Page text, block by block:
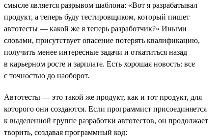
смысле является разрывом шаблона: «Вот я разрабатывал
продукт, а теперь буду тестировщиком, который пишет
автотесты — какой же я теперь разработчик?» Иными
словами, присутствует опасение потерять квалификацию,
получить менее интересные задачи и откатиться назад
в карьерном росте и зарплате. Есть хорошая новость: все
с точностью до наоборот.
Автотесты — это такой же продукт, как и тот продукт, для
которого они создаются. Если программист присоединяется
к выделенной группе разработки автотестов, он продолжает
творить, создавая программный код: